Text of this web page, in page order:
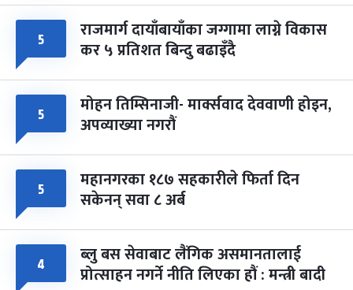
५ राजमार्ग दायाँबायाँका जग्गामा लाग्ने विकास
कर ५ प्रतिशत बिन्दु बढाइँदै
५ मोहन तिम्सिनाजी- मार्क्सवाद देववाणी होइन,
अपव्याख्या नगरौं
५ महानगरका १८७ सहकारीले फिर्ता दिन
सकेनन् सवा ८ अर्ब
४ ब्लु बस सेवाबाट लैंगिक असमानतालाई
प्रोत्साहन नगर्ने नीति लिएका हौं : मन्त्री बादी